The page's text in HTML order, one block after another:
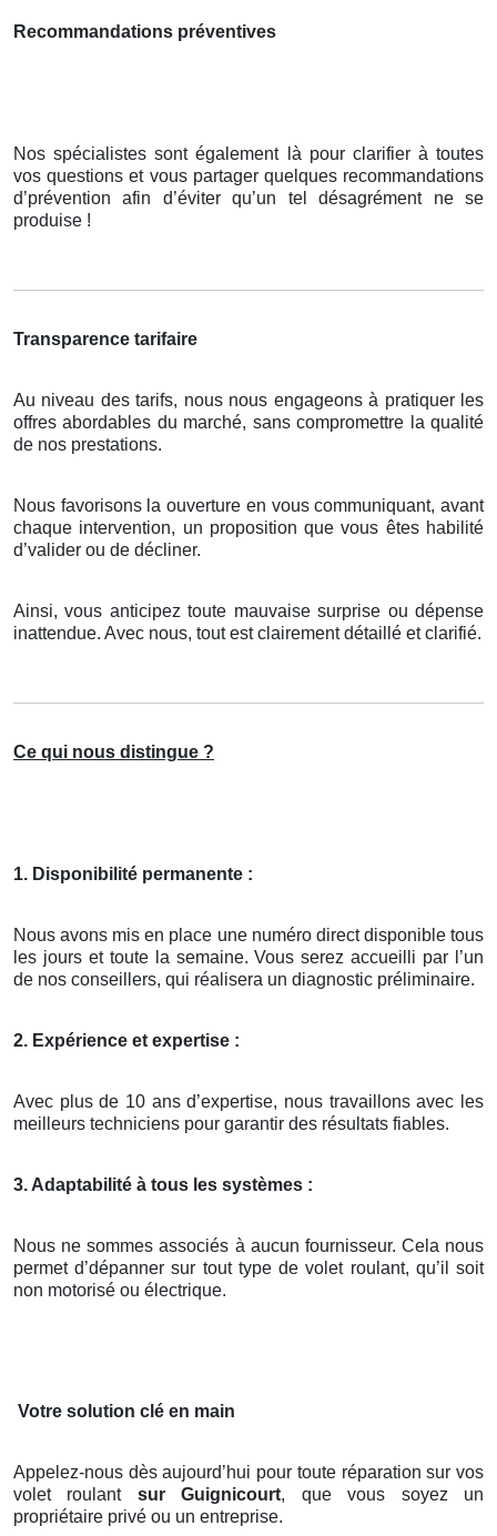
Recommandations préventives
Nos spécialistes sont également là pour clarifier à toutes
vos questions et vous partager quelques recommandations
d’prévention afin d’éviter qu’un tel désagrément ne se
produise !
Transparence tarifaire
Au niveau des tarifs, nous nous engageons à pratiquer les
offres abordables du marché, sans compromettre la qualité
de nos prestations.
Nous favorisons la ouverture en vous communiquant, avant
chaque intervention, un proposition que vous êtes habilité
d’valider ou de décliner.
Ainsi, vous anticipez toute mauvaise surprise ou dépense
inattendue. Avec nous, tout est clairement détaillé et clarifié.
Ce qui nous distingue ?
1. Disponibilité permanente :
Nous avons mis en place une numéro direct disponible tous
les jours et toute la semaine. Vous serez accueilli par l’un
de nos conseillers, qui réalisera un diagnostic préliminaire.
2. Expérience et expertise :
Avec plus de 10 ans d’expertise, nous travaillons avec les
meilleurs techniciens pour garantir des résultats fiables.
3. Adaptabilité à tous les systèmes :
Nous ne sommes associés à aucun fournisseur. Cela nous
permet d’dépanner sur tout type de volet roulant, qu’il soit
non motorisé ou électrique.
Votre solution clé en main
Appelez-nous dès aujourd’hui pour toute réparation sur vos
volet roulant sur Guignicourt, que vous soyez un
propriétaire privé ou un entreprise.